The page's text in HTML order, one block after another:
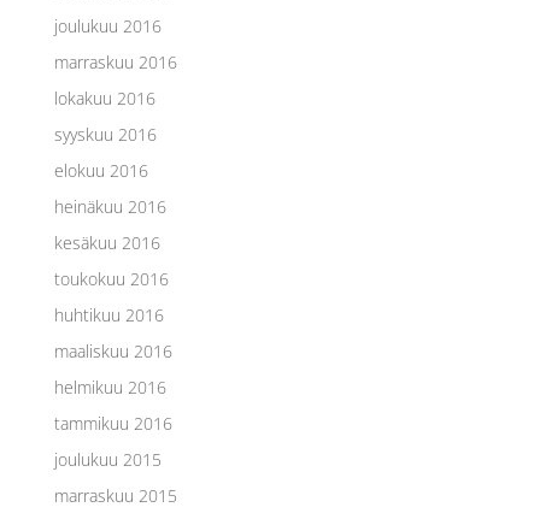
joulukuu 2016
marraskuu 2016
lokakuu 2016
syyskuu 2016
elokuu 2016
heinäkuu 2016
kesäkuu 2016
toukokuu 2016
huhtikuu 2016
maaliskuu 2016
helmikuu 2016
tammikuu 2016
joulukuu 2015
marraskuu 2015